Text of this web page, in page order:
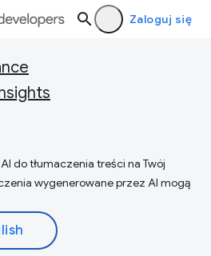
Zaloguj się
do tłumaczenia treści na Twój
wygenerowane przez AI mogą